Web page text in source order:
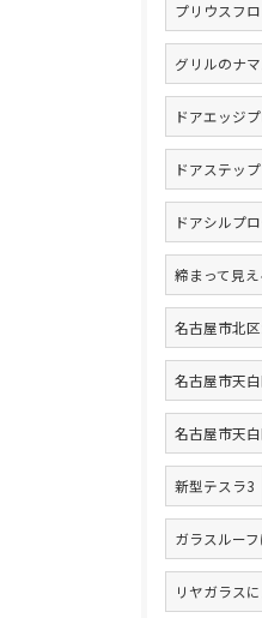
プリウスフ
グリルのナ
ドアエッジ
ドアステッ
ドアシルプ
締まって見
名古屋市北
名古屋市天
名古屋市天
新型テスラ3
ガラスルー
リヤガラス